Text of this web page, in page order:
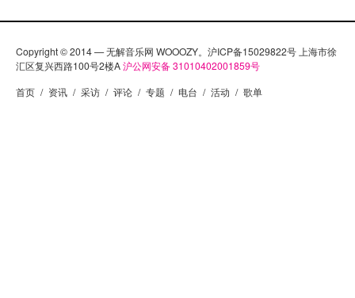
Copyright © 2014 — 无解音乐网 WOOOZY。沪ICP备15029822号 上海市徐
汇区复兴西路100号2楼A沪公网安备 31010402001859号
首页 / 资讯 / 采访 / 评论 / 专题 / 电台 / 活动 / 歌单